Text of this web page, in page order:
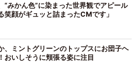
“みかん色”に染まった世界観でアピール
笑顔がギュッと詰まったCMです」
、ミントグリーンのトップスにお団子ヘ
おいしそうに頬張る姿に注目